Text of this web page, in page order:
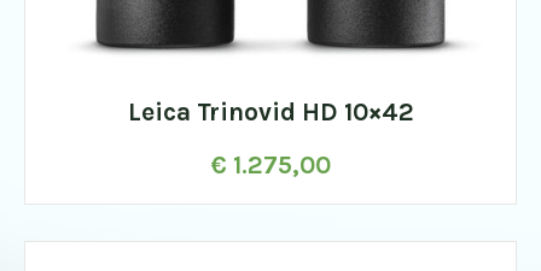
Leica Trinovid HD 10×42
€ 1.275,00